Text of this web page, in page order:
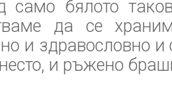
само бялото
да се
и здравословно
и ръжено